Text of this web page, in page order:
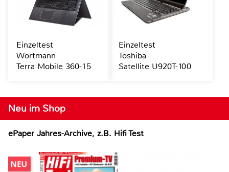
Neu im Shop
ePaper Jahres-Archive, z.B. Hifi Test
Einzeltest
Wortmann
Terra Mobile 360-15
Einzeltest
Toshiba
Satellite U920T-100